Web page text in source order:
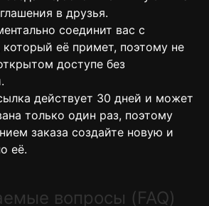
в друзья.
соединит вас с
который её примет, поэтому не
доступе без
действует 30 дней и может
только один раз, поэтому
заказа создайте новую и
её.
вопросы (FAQ)